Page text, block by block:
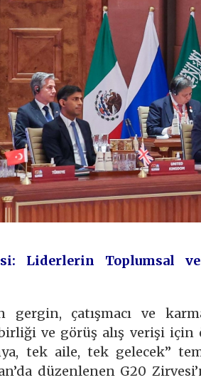
Liderlerin Toplumsal
gergin, çatışmacı ve
ve görüş alış verişi için
tek aile, tek gelecek”
düzenlenen G20